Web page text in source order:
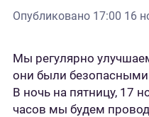
Опубликовано 17:00 16
Мы регулярно
они были
В ночь на пятницу, 17
часов мы будем